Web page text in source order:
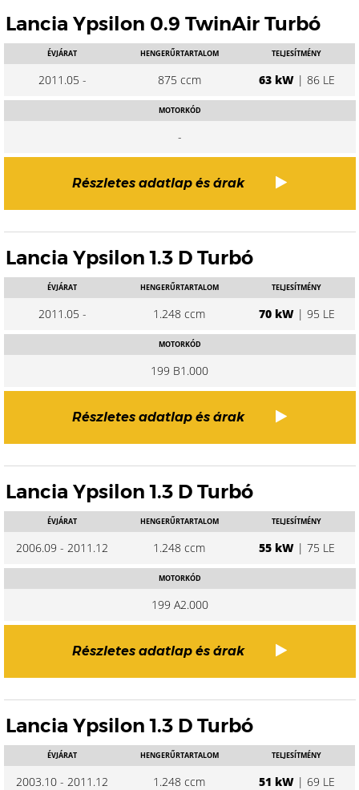
Lancia Ypsilon 0.9 TwinAir Turbó
ÉVJÁRAT
2011.05 -
HENGERŰRTARTALOM
875 ccm
TELJESÍTMÉNY
63 kW| 86 LE
MOTORKÓD
-
Részletes adatlap és árak
Lancia Ypsilon 1.3 D Turbó
ÉVJÁRAT
2011.05 -
HENGERŰRTARTALOM
1.248 ccm
TELJESÍTMÉNY
70 kW| 95 LE
MOTORKÓD
199 B1.000
Részletes adatlap és árak
Lancia Ypsilon 1.3 D Turbó
ÉVJÁRAT
2006.09 - 2011.12
HENGERŰRTARTALOM
1.248 ccm
TELJESÍTMÉNY
55 kW| 75 LE
MOTORKÓD
199 A2.000
Részletes adatlap és árak
Lancia Ypsilon 1.3 D Turbó
ÉVJÁRAT
2003.10 - 2011.12
HENGERŰRTARTALOM
1.248 ccm
TELJESÍTMÉNY
51 kW| 69 LE